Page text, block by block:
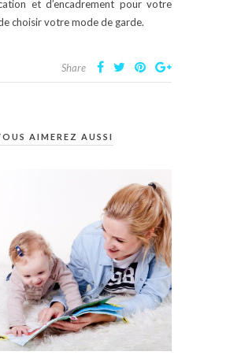
et d’encadrement pour votre
choisir votre mode de garde.
Share
AIMEREZ AUSSI